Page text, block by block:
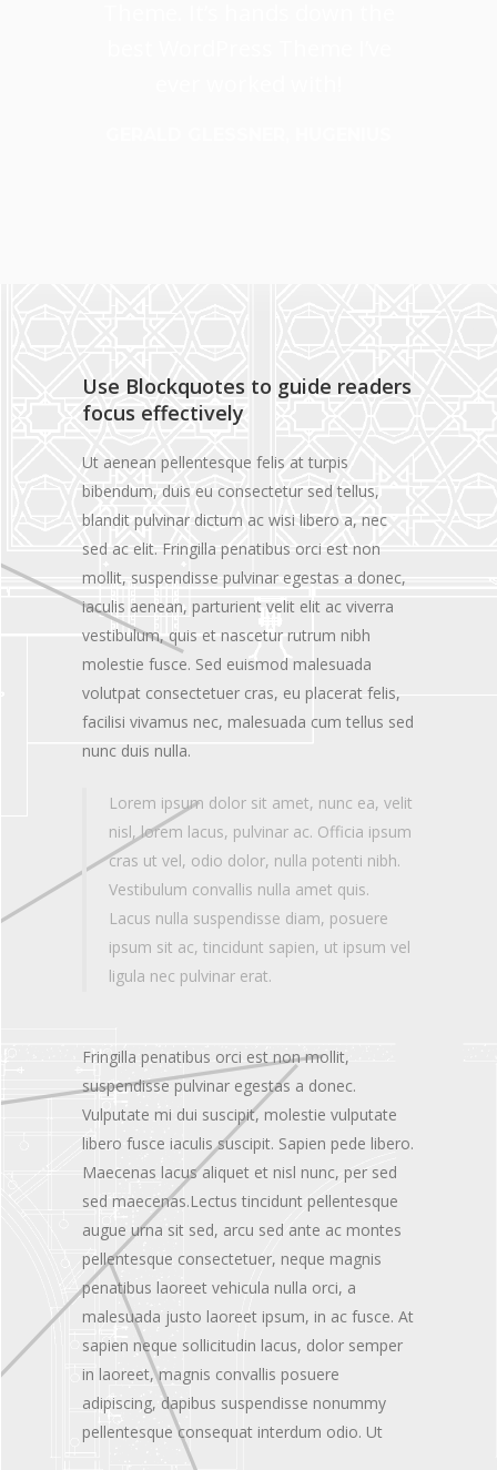
Use Blockquotes to guide readers
focus effectively
Ut aenean pellentesque felis at turpis
bibendum, duis eu consectetur sed tellus,
blandit pulvinar dictum ac wisi libero a, nec
sed ac elit. Fringilla penatibus orci est non
mollit, suspendisse pulvinar egestas a donec,
iaculis aenean, parturient velit elit ac viverra
vestibulum, quis et nascetur rutrum nibh
molestie fusce. Sed euismod malesuada
volutpat consectetuer cras, eu placerat felis,
facilisi vivamus nec, malesuada cum tellus sed
nunc duis nulla.
Lorem ipsum dolor sit amet, nunc ea, velit
nisl, lorem lacus, pulvinar ac. Officia ipsum
cras ut vel, odio dolor, nulla potenti nibh.
Vestibulum convallis nulla amet quis.
Lacus nulla suspendisse diam, posuere
ipsum sit ac, tincidunt sapien, ut ipsum vel
ligula nec pulvinar erat.
Fringilla penatibus orci est non mollit,
suspendisse pulvinar egestas a donec.
Vulputate mi dui suscipit, molestie vulputate
libero fusce iaculis suscipit. Sapien pede libero.
Maecenas lacus aliquet et nisl nunc, per sed
sed maecenas.Lectus tincidunt pellentesque
augue urna sit sed, arcu sed ante ac montes
pellentesque consectetuer, neque magnis
penatibus laoreet vehicula nulla orci, a
malesuada justo laoreet ipsum, in ac fusce. At
sapien neque sollicitudin lacus, dolor semper
in laoreet, magnis convallis posuere
adipiscing, dapibus suspendisse nonummy
pellentesque consequat interdum odio. Ut